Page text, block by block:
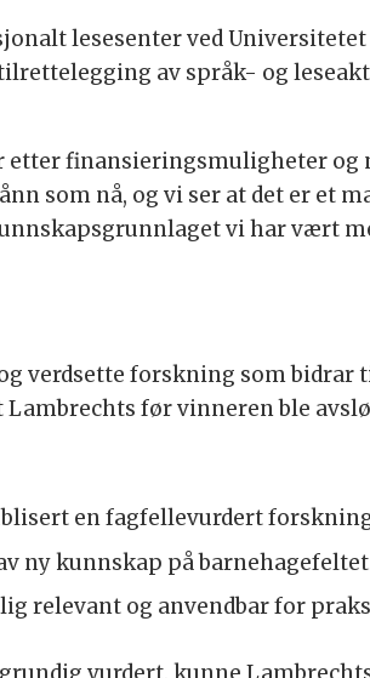
lesesenter ved
av språk- og
etter finansieringsmuligheter og
som nå, og vi ser at det er et
vi har vært
verdsette forskning som bidrar
før vinneren ble
en fagfellevurdert
ny kunnskap på
relevant og anvendbar for